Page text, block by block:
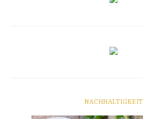
NACHHALTIGKEIT